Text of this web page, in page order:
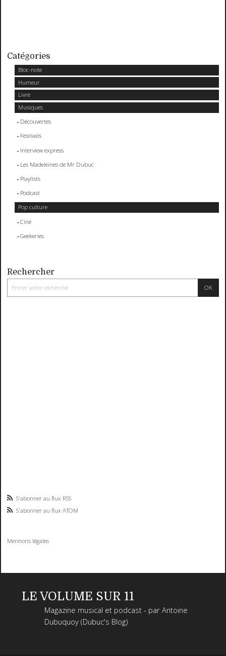
Catégories
Bloc-note
Humeur
Livre
Musiques
Découvertes
Festivals
Interview express
Les Madeleines de Mr Dubuc
Playlists
Podcast
Pop culture
Ciné
Geekeries
Rechercher
S'abonner au flux RSS
S'abonner au flux ATOM
Mentions légales
LE VOLUME SUR 11
Magazine musical et podcast - par Antoine
Dubuquoy (Dubuc's Blog)